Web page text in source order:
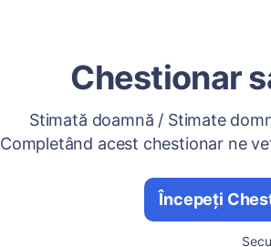
Chestionar
Stimată doamnă / Stimate
Completând acest chestionar ne
Începeți